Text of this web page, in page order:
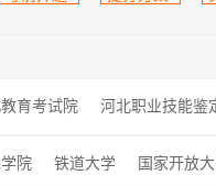
育考试院 河北职业技能鉴
院 铁道大学 国家开放